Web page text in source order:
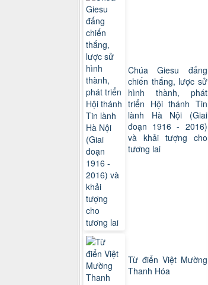
Chúa Giesu đấng
chiến thắng, lược sử
hình thành, phát
triển Hội thánh Tin
lành Hà Nội (Giai
đoạn 1916 - 2016)
và khải tượng cho
tương lai
Từ điển Việt Mường
Thanh Hóa